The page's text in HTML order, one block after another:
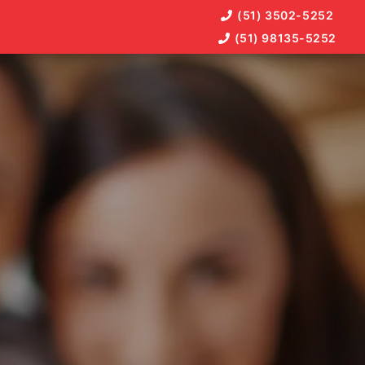
(51) 3502-5252
(51) 98135-5252